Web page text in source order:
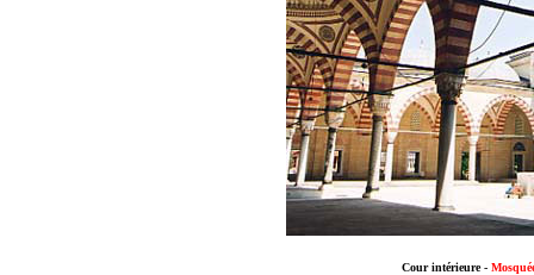
Cour intérieure - M